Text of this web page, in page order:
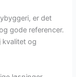
er det
gode referencer.
kvalitet og